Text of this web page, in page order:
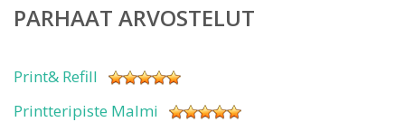
PARHAAT ARVOSTELUT
Print& Refill
Printteripiste Malmi